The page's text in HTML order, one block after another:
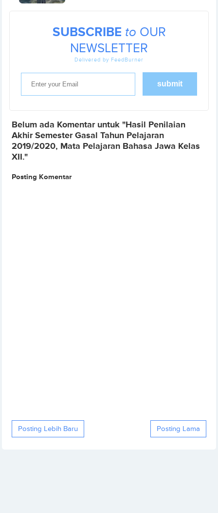
SUBSCRIBE to OUR
NEWSLETTER
Delivered by FeedBurner
Belum ada Komentar untuk "Hasil Penilaian
Akhir Semester Gasal Tahun Pelajaran
2019/2020, Mata Pelajaran Bahasa Jawa Kelas
XII."
Posting Komentar
Posting Lebih Baru Posting Lama